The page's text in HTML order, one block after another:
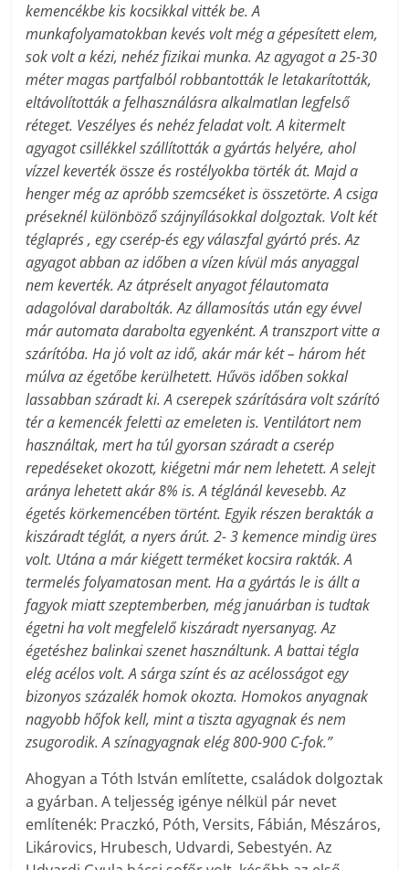
kemencékbe kis kocsikkal vitték be. A
munkafolyamatokban kevés volt még a gépesített elem,
sok volt a kézi, nehéz fizikai munka. Az agyagot a 25-30
méter magas partfalból robbantották le letakarították,
eltávolították a felhasználásra alkalmatlan legfelső
réteget. Veszélyes és nehéz feladat volt. A kitermelt
agyagot csillékkel szállították a gyártás helyére, ahol
vízzel keverték össze és rostélyokba törték át. Majd a
henger még az apróbb szemcséket is összetörte. A csiga
préseknél különböző szájnyílásokkal dolgoztak. Volt két
téglaprés , egy cserép-és egy válaszfal gyártó prés. Az
agyagot abban az időben a vízen kívül más anyaggal
nem keverték. Az átpréselt anyagot félautomata
adagolóval darabolták. Az államosítás után egy évvel
már automata darabolta egyenként. A transzport vitte a
szárítóba. Ha jó volt az idő, akár már két – három hét
múlva az égetőbe kerülhetett. Hűvös időben sokkal
lassabban száradt ki. A cserepek szárítására volt szárító
tér a kemencék feletti az emeleten is. Ventilátort nem
használtak, mert ha túl gyorsan száradt a cserép
repedéseket okozott, kiégetni már nem lehetett. A selejt
aránya lehetett akár 8% is. A téglánál kevesebb. Az
égetés körkemencében történt. Egyik részen berakták a
kiszáradt téglát, a nyers árút. 2- 3 kemence mindig üres
volt. Utána a már kiégett terméket kocsira rakták. A
termelés folyamatosan ment. Ha a gyártás le is állt a
fagyok miatt szeptemberben, még januárban is tudtak
égetni ha volt megfelelő kiszáradt nyersanyag. Az
égetéshez balinkai szenet használtunk. A battai tégla
elég acélos volt. A sárga színt és az acélosságot egy
bizonyos százalék homok okozta. Homokos anyagnak
nagyobb hőfok kell, mint a tiszta agyagnak és nem
zsugorodik. A színagyagnak elég 800-900 C-fok.”
Ahogyan a Tóth István említette, családok dolgoztak
a gyárban. A teljesség igénye nélkül pár nevet
említenék: Praczkó, Póth, Versits, Fábián, Mészáros,
Likárovics, Hrubesch, Udvardi, Sebestyén. Az